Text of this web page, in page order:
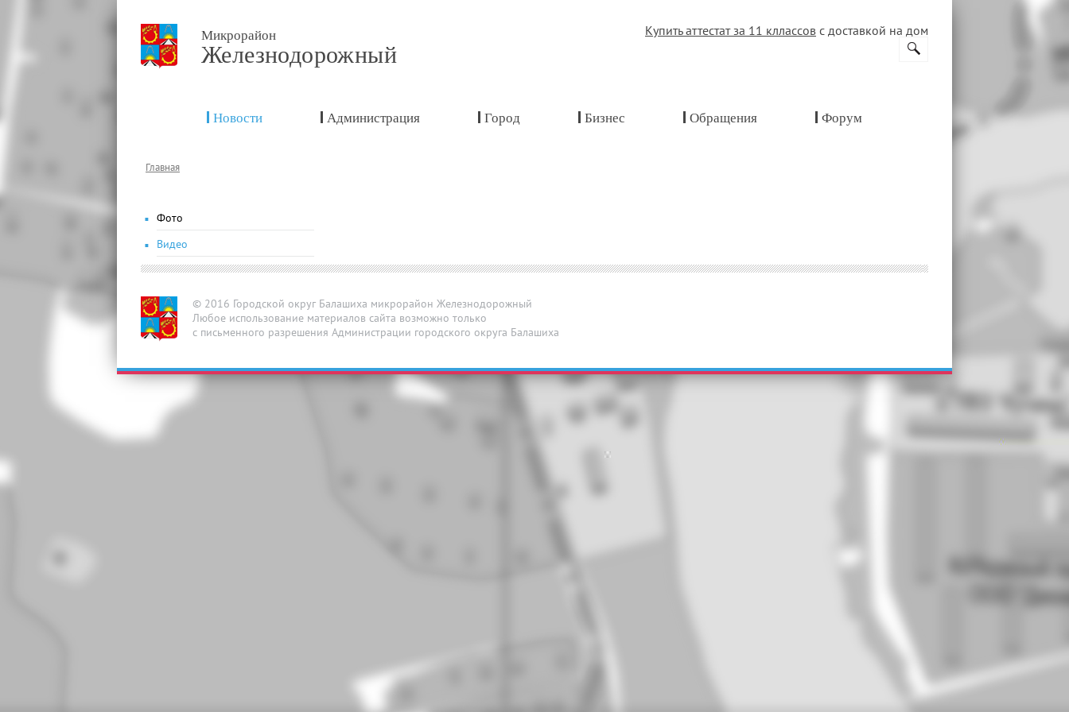
Микрорайон
Железнодорожный
Купить аттестат за 11 кллассов с доставкой на дом
Новости Администрация Город Бизнес Обращения Форум
Главная
Фото
Видео
© 2016 Городской округ Балашиха микрорайон Железнодорожный
Любое использование материалов сайта возможно только
с письменного разрешения Администрации городского округа Балашиха